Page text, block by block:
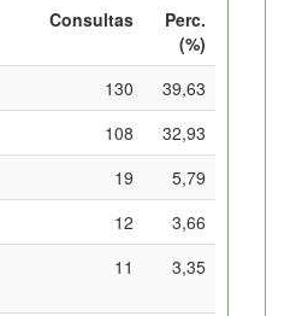
Consultas
Perc.
(%)
130
39,63
108
32,93
19
5,79
12
3,66
11 3,35